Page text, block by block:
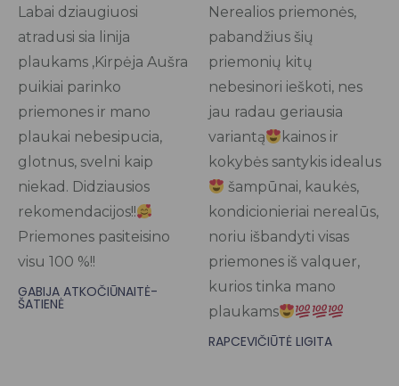
5
out
of
5
Labai dziaugiuosi
atradusi sia linija
plaukams ,Kirpėja Aušra
puikiai parinko
priemones ir mano
plaukai nebesipucia,
glotnus, svelni kaip
niekad. Didziausios
rekomendacijos!!
Priemones pasiteisino
visu 100 %!!
GABIJA ATKOČIŪNAITĖ-
ŠATIENĖ
5
out
of
5
Nerealios priemonės,
pabandžius šių
priemonių kitų
nebesinori ieškoti, nes
jau radau geriausia
variantą
kainos ir
kokybės santykis idealus
šampūnai, kaukės,
kondicionieriai nerealūs,
noriu išbandyti visas
priemones iš valquer,
kurios tinka mano
plaukams
RAPCEVIČIŪTĖ LIGITA